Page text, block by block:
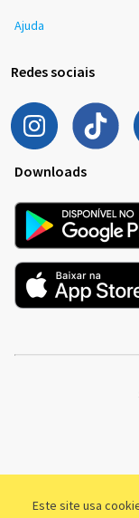
Este site usa
Ajuda
Redes sociais
Downloads